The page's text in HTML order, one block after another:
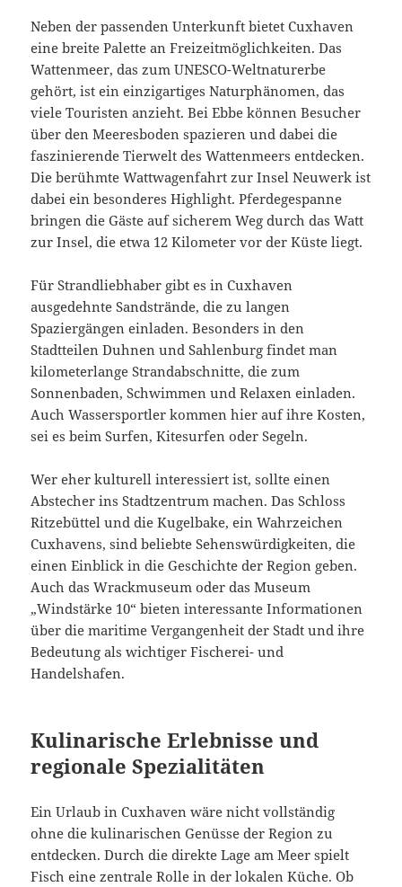
Neben der passenden Unterkunft bietet Cuxhaven
eine breite Palette an Freizeitmöglichkeiten. Das
Wattenmeer, das zum UNESCO-Weltnaturerbe
gehört, ist ein einzigartiges Naturphänomen, das
viele Touristen anzieht. Bei Ebbe können Besucher
über den Meeresboden spazieren und dabei die
faszinierende Tierwelt des Wattenmeers entdecken.
Die berühmte Wattwagenfahrt zur Insel Neuwerk ist
dabei ein besonderes Highlight. Pferdegespanne
bringen die Gäste auf sicherem Weg durch das Watt
zur Insel, die etwa 12 Kilometer vor der Küste liegt.
Für Strandliebhaber gibt es in Cuxhaven
ausgedehnte Sandstrände, die zu langen
Spaziergängen einladen. Besonders in den
Stadtteilen Duhnen und Sahlenburg findet man
kilometerlange Strandabschnitte, die zum
Sonnenbaden, Schwimmen und Relaxen einladen.
Auch Wassersportler kommen hier auf ihre Kosten,
sei es beim Surfen, Kitesurfen oder Segeln.
Wer eher kulturell interessiert ist, sollte einen
Abstecher ins Stadtzentrum machen. Das Schloss
Ritzebüttel und die Kugelbake, ein Wahrzeichen
Cuxhavens, sind beliebte Sehenswürdigkeiten, die
einen Einblick in die Geschichte der Region geben.
Auch das Wrackmuseum oder das Museum
„Windstärke 10“ bieten interessante Informationen
über die maritime Vergangenheit der Stadt und ihre
Bedeutung als wichtiger Fischerei- und
Handelshafen.
Kulinarische Erlebnisse und
regionale Spezialitäten
Ein Urlaub in Cuxhaven wäre nicht vollständig
ohne die kulinarischen Genüsse der Region zu
entdecken. Durch die direkte Lage am Meer spielt
Fisch eine zentrale Rolle in der lokalen Küche. Ob